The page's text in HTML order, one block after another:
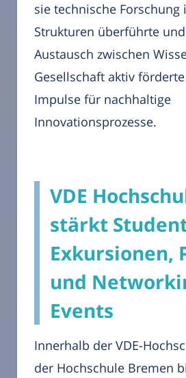
sie technische
Strukturen überführte
Austausch zwischen
Gesellschaft aktiv
Impulse für nachhaltige
Innovationsprozesse.
VDE
stärkt
Exkursionen,
und
Events
Innerhalb der VDE-
der Hochschule Bremen